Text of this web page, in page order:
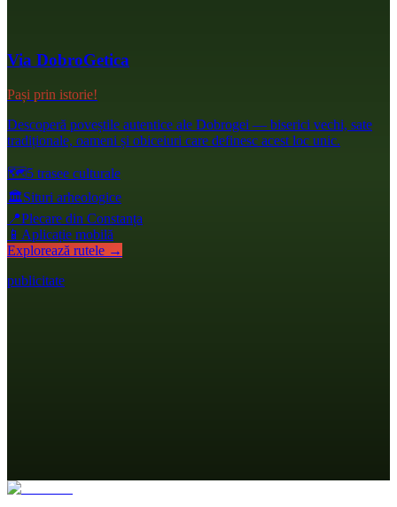
Via DobroGetica
Pași prin istorie!
Descoperă poveștile autentice ale Dobrogei — biserici vechi, sate
tradiționale, oameni și obiceiuri care definesc acest loc unic.
🗺️5 trasee culturale
🏛️Situri arheologice
📍Plecare din Constanța
📱 Aplicație mobilă
Explorează rutele →
publicitate